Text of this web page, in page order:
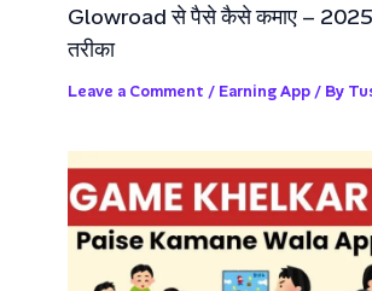
Glowroad से पैसे कैसे कमाए – 2025
तरीका
Leave a Comment / Earning App / By